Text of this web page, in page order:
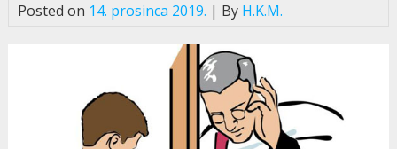
Posted on 14. prosinca 2019. | By H.K.M.